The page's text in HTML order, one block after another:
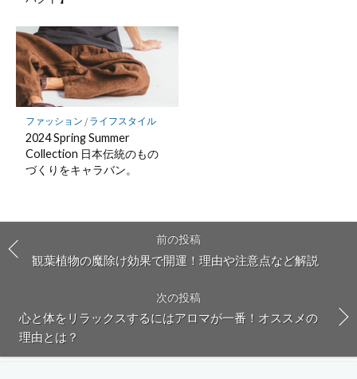
ファッション / ライフスタイル
2024 Spring Summer
Collection ⽇本伝統のもの
づくりをキャラバン。
前の投稿
観葉植物の魔除け効果で開運！理由や注意点など解説
次の投稿
心と体をリラックスするにはアロマが一番！オススメの
理由とは？